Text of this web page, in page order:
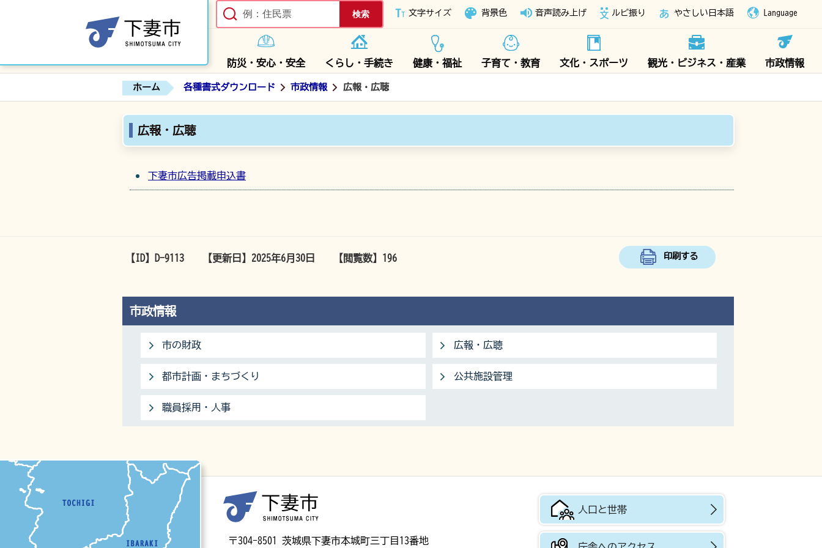
下妻市ホームページ
文字サイズ 背景色 音声読み上げ ルビ振り やさしい日本語 Language
防災・安心・安全 くらし・手続き 健康・福祉 子育て・教育 文化・スポーツ 観光・ビジネス・産業 市政情報
ホーム 各種書式ダウンロード 市政情報 広報・広聴
広報・広聴
下妻市広告掲載申込書
【ID】 D-9113 【更新日】 2025年6月30日 【閲覧数】 196 印刷する
市政情報
市の財政 広報・広聴
都市計画・まちづくり 公共施設管理
職員採用・人事
〒304-8501 茨城県下妻市本城町三丁目13番地
人口と世帯